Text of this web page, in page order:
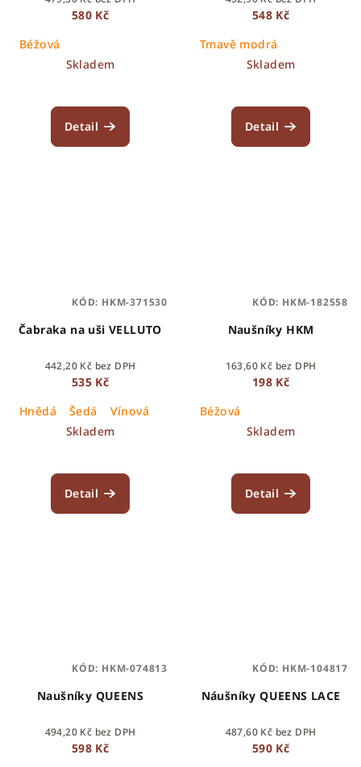
580 Kč
Béžová
Skladem
Detail
548 Kč
Tmavě modrá
Skladem
Detail
Čabraka na uši VELLUTO
442,20 Kč bez DPH
535 Kč
Hnědá
Šedá
Vínová
Skladem
Detail
KÓD: HKM-371530
Naušníky HKM
163,60 Kč bez DPH
198 Kč
Béžová
Skladem
Detail
KÓD: HKM-182558
Naušníky QUEENS
494,20 Kč bez DPH
598 Kč
KÓD: HKM-074813
Náušníky QUEENS LACE
487,60 Kč bez DPH
590 Kč
KÓD: HKM-104817